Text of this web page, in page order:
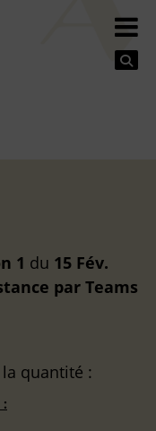
1 du 15 Fév.
par Teams
quantité :